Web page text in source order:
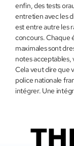
enfin, des tests
entretien avec les
est entre autre les
concours. Chaque
maximales sont
notes acceptables,
Cela veut dire que
police nationale
intégrer. Une